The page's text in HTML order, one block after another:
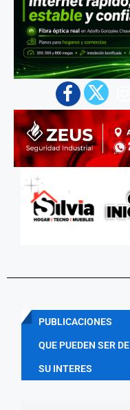
PUBLICACIONES
QUE PUEDEN SER DE
SU INTERES